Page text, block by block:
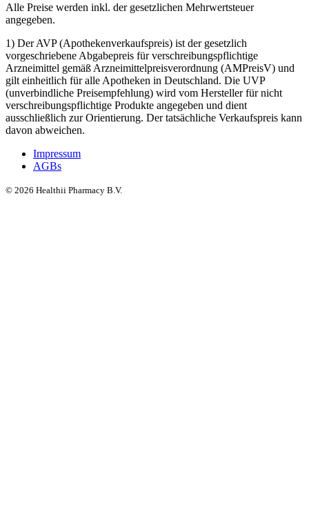
Alle Preise werden inkl. der gesetzlichen Mehrwertsteuer
angegeben.
1) Der AVP (Apothekenverkaufspreis) ist der gesetzlich
vorgeschriebene Abgabepreis für verschreibungspflichtige
Arzneimittel gemäß Arzneimittelpreisverordnung (AMPreisV) und
gilt einheitlich für alle Apotheken in Deutschland. Die UVP
(unverbindliche Preisempfehlung) wird vom Hersteller für nicht
verschreibungspflichtige Produkte angegeben und dient
ausschließlich zur Orientierung. Der tatsächliche Verkaufspreis kann
davon abweichen.
Impressum
AGBs
© 2026 Healthii Pharmacy B.V.